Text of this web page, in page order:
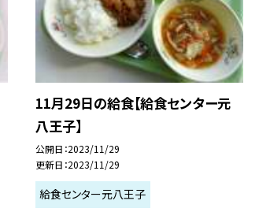
11月29日の給食【給食センター元
八王子】
公開日 2023/11/29
更新日 2023/11/29
給食センター元八王子